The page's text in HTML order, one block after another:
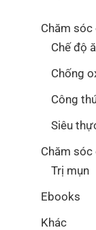
Chăm sóc
Chế độ
Chống
Công
Siêu
Chăm sóc
Trị mụn
Ebooks
Khác